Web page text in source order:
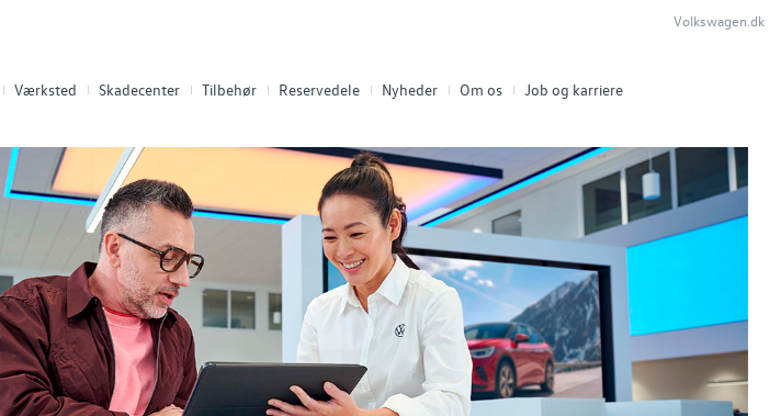
Værksted Skadecenter Tilbehør Reservedele Nyheder Om os Job og karriere
Volkswagen.dk